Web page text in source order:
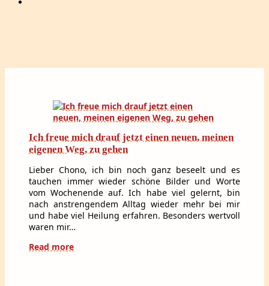
Ich freue mich drauf jetzt einen neuen, meinen
eigenen Weg, zu gehen
Lieber Chono, ich bin noch ganz beseelt und es
tauchen immer wieder schöne Bilder und Worte
vom Wochenende auf. Ich habe viel gelernt, bin
nach anstrengendem Alltag wieder mehr bei mir
und habe viel Heilung erfahren. Besonders wertvoll
waren mir…
Read more